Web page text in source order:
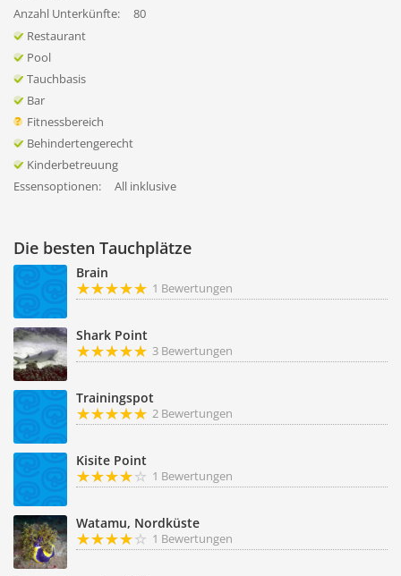
Anzahl Unterkünfte:
80
Restaurant
Pool
Tauchbasis
Bar
Fitnessbereich
Behindertengerecht
Kinderbetreuung
Essensoptionen:
All inklusive
Die besten Tauchplätze
Brain
1 Bewertungen
Shark Point
3 Bewertungen
Trainingspot
2 Bewertungen
Kisite Point
1 Bewertungen
Watamu, Nordküste
1 Bewertungen